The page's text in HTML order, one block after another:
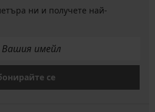
ни и получете най-
се